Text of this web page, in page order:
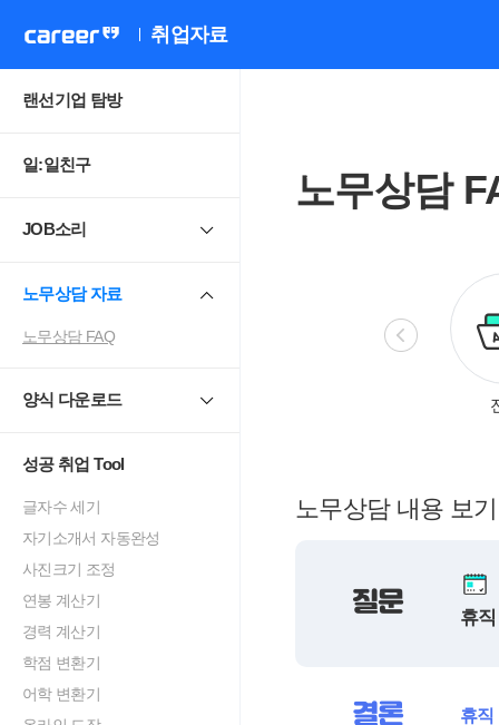
취업자료
랜선기업 탐방
일:일친구
JOB소리
노무상담 자료
노무상담 FAQ
양식 다운로드
성공 취업 Tool
글자수 세기
자기소개서 자동완성
사진크기 조정
연봉 계산기
경력 계산기
학점 변환기
어학 변환기
노무상담
비정규직 모성보호
노무상담 내용 보기
질문 휴
결론 휴직